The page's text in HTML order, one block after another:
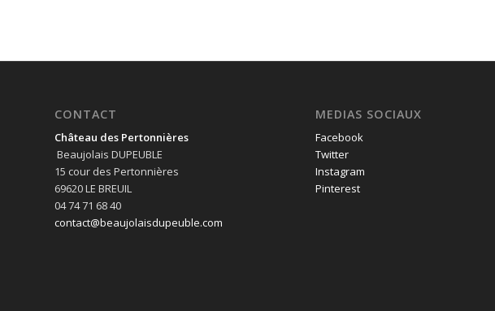
CONTACT
Château des Pertonnières
Beaujolais DUPEUBLE
15 cour des Pertonnières
69620 LE BREUIL
04 74 71 68 40
contact@beaujolaisdupeuble.com
MEDIAS SOCIAUX
Facebook
Twitter
Instagram
Pinterest